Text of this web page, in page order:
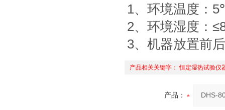
1、环境温度： 5
2、环境湿度：
3、机器放置前
产品相关关键字：恒定湿热试验仪
产品：